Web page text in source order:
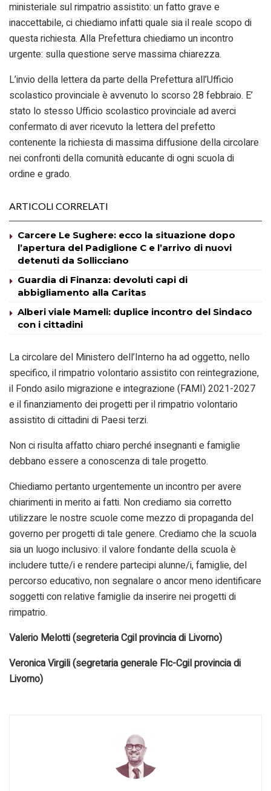
ministeriale sul rimpatrio assistito: un fatto grave e
inaccettabile, ci chiediamo infatti quale sia il reale scopo di
questa richiesta. Alla Prefettura chiediamo un incontro
urgente: sulla questione serve massima chiarezza.
L’invio della lettera da parte della Prefettura all’Ufficio
scolastico provinciale è avvenuto lo scorso 28 febbraio. E’
stato lo stesso Ufficio scolastico provinciale ad averci
confermato di aver ricevuto la lettera del prefetto
contenente la richiesta di massima diffusione della circolare
nei confronti della comunità educante di ogni scuola di
ordine e grado.
ARTICOLI CORRELATI
Carcere Le Sughere: ecco la situazione dopo
l’apertura del Padiglione C e l’arrivo di nuovi
detenuti da Sollicciano
Guardia di Finanza: devoluti capi di
abbigliamento alla Caritas
Alberi viale Mameli: duplice incontro del Sindaco
con i cittadini
La circolare del Ministero dell’Interno ha ad oggetto, nello
specifico, il rimpatrio volontario assistito con reintegrazione,
il Fondo asilo migrazione e integrazione (FAMI) 2021-2027
e il finanziamento dei progetti per il rimpatrio volontario
assistito di cittadini di Paesi terzi.
Non ci risulta affatto chiaro perché insegnanti e famiglie
debbano essere a conoscenza di tale progetto.
Chiediamo pertanto urgentemente un incontro per avere
chiarimenti in merito ai fatti. Non crediamo sia corretto
utilizzare le nostre scuole come mezzo di propaganda del
governo per progetti di tale genere. Crediamo che la scuola
sia un luogo inclusivo: il valore fondante della scuola è
includere tutte/i e rendere partecipi alunne/i, famiglie, del
percorso educativo, non segnalare o ancor meno identificare
soggetti con relative famiglie da inserire nei progetti di
rimpatrio.
Valerio Melotti (segreteria Cgil provincia di Livorno)
Veronica Virgili (segretaria generale Flc-Cgil provincia di
Livorno)